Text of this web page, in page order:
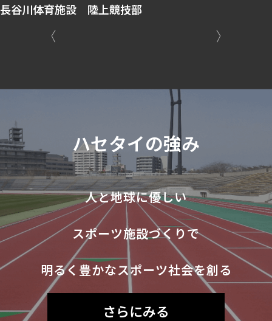
長谷川体育施設 陸上競技部
ハセタイの強み
人と地球に優しい
スポーツ施設づくりで
明るく豊かなスポーツ社会を創る
さらにみる